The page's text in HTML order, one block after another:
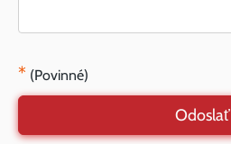
* (Povinné)
Odoslať